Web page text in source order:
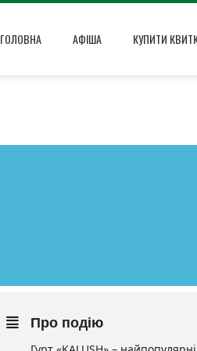
ГОЛОВНА АФІША КУПИТИ
Про подію